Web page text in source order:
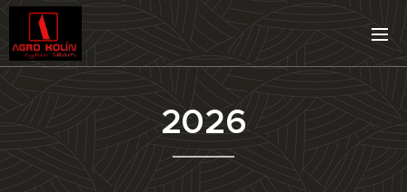
2026